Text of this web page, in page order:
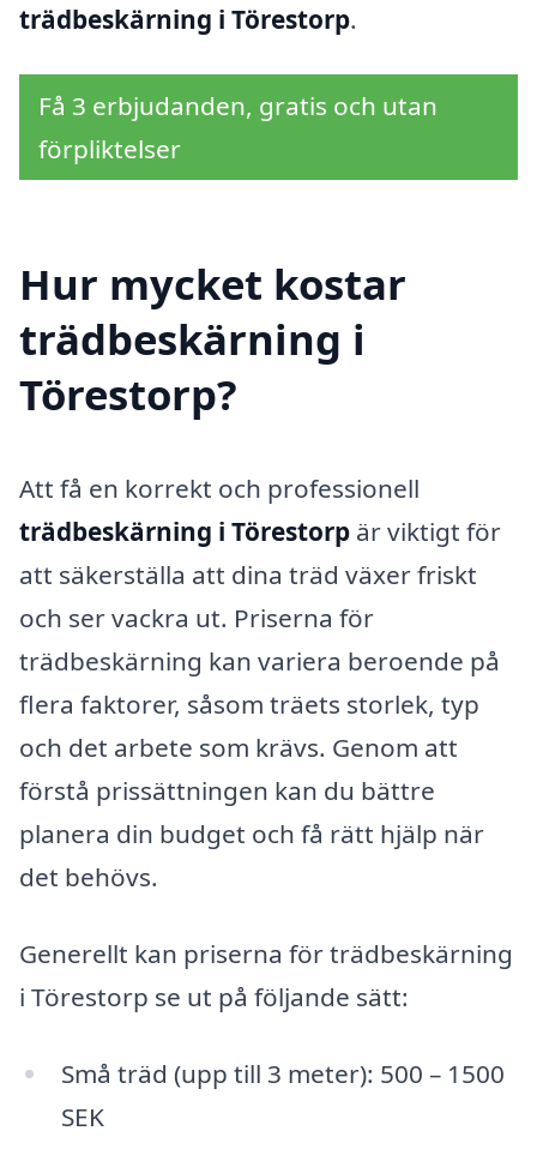
trädbeskärning i Törestorp.
Få 3 erbjudanden, gratis och utan
förpliktelser
Hur mycket kostar
trädbeskärning i
Törestorp?
Att få en korrekt och professionell
trädbeskärning i Törestorp är viktigt för
att säkerställa att dina träd växer friskt
och ser vackra ut. Priserna för
trädbeskärning kan variera beroende på
flera faktorer, såsom träets storlek, typ
och det arbete som krävs. Genom att
förstå prissättningen kan du bättre
planera din budget och få rätt hjälp när
det behövs.
Generellt kan priserna för trädbeskärning
i Törestorp se ut på följande sätt:
Små träd (upp till 3 meter): 500 – 1500
SEK